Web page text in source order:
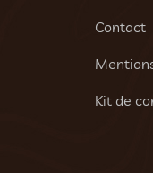
Contact
Kit de